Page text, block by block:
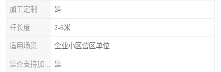
加工定制 是
杆长度 2-6米
适用场景 企业小区营区单位
是